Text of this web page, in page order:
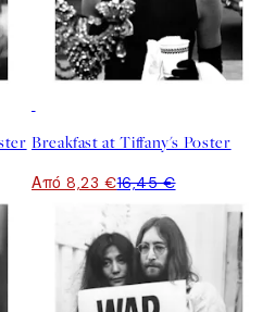
Breakfast at Tiffany's Poster
Από 8,23 €16,45 €